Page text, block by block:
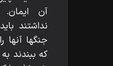
آن
نداشتند
جنگها آنها
كه ببندند